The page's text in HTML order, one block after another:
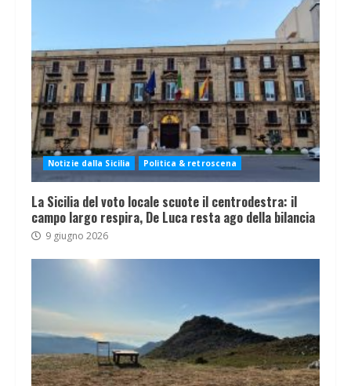
Notizie dalla Sicilia Politica & retroscena
La Sicilia del voto locale scuote il centrodestra: il
campo largo respira, De Luca resta ago della bilancia
9 giugno 2026